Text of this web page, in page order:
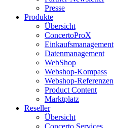
Presse
Produkte
Übersicht
ConcertoProX
Einkaufsmanagement
Datenmanagement
WebShop
Webshop-Kompass
Webshop-Referenzen
Product Content
Marktplatz
Reseller
Übersicht
Concerto Services